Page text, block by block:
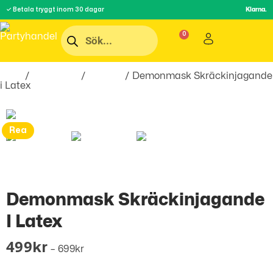
✓ Betala tryggt inom 30 dagar Klarna.
/ /
/ Demonmask Skräckinjagande
i Latex
Rea
Demonmask Skräckinjagande
I Latex
499 Kr – 699Kr